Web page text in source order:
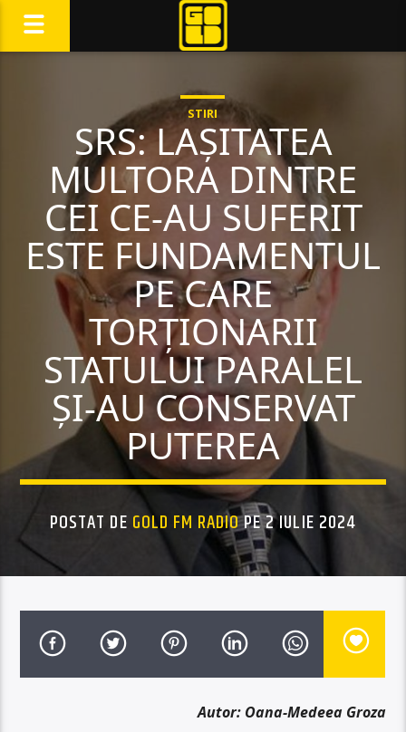
STIRI
SRS: LAȘITATEA
MULTORA DINTRE
CEI CE-AU SUFERIT
ESTE FUNDAMENTUL
PE CARE
TORȚIONARII
STATULUI PARALEL
ȘI-AU CONSERVAT
PUTEREA
POSTAT DE GOLD FM RADIOPE 2 IULIE 2024
Autor: Oana-Medeea Groza